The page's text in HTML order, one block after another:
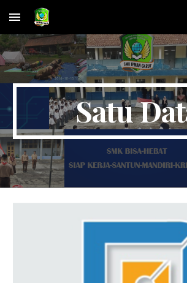
Skip to main content
Satu